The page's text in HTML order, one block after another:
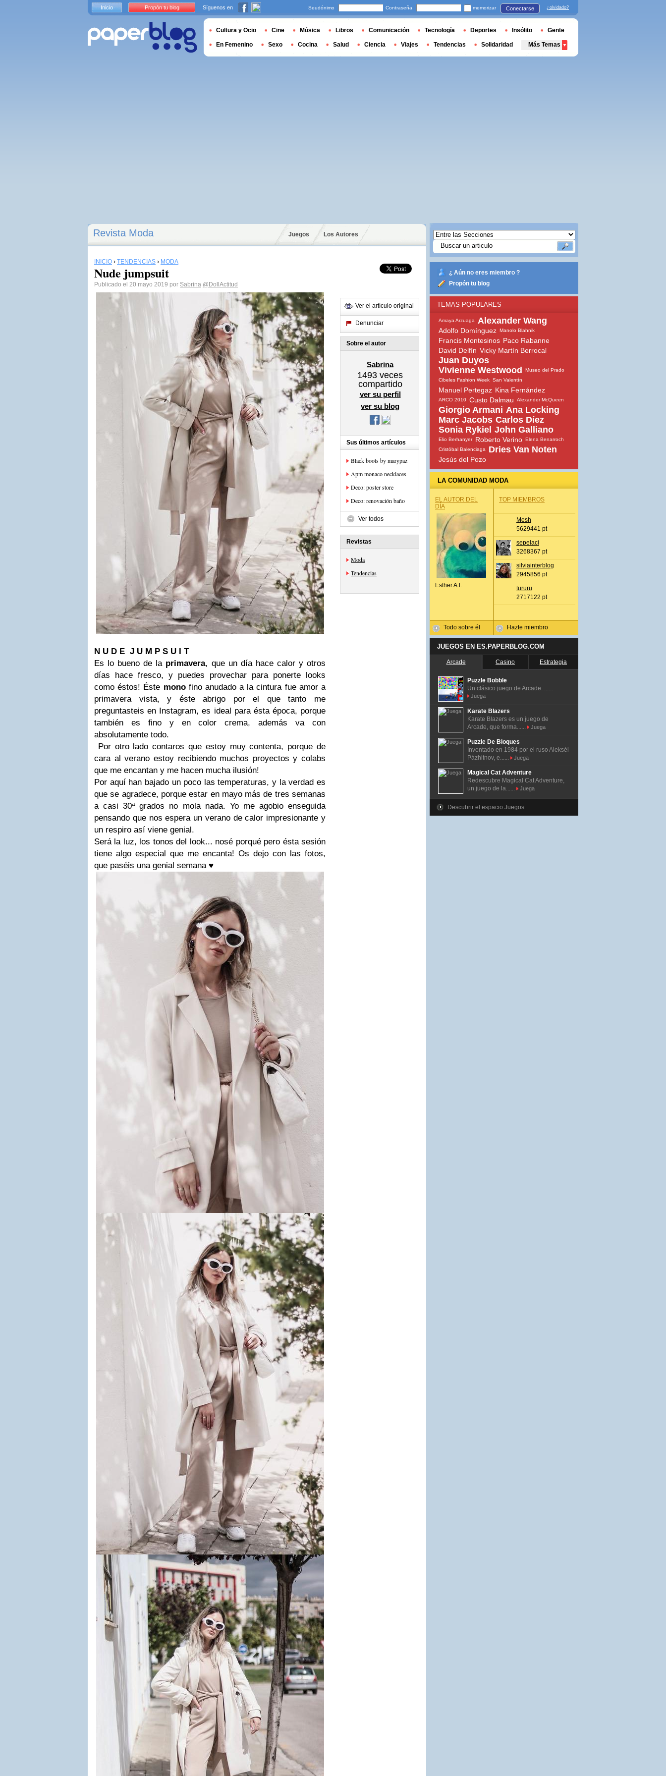
Revista Moda Juegos Los Autores
INICIO › TENDENCIAS › MODA
Nude jumpsuit
Publicado el 20 mayo 2019 por Sabrina @DollActitud
N U D E J U M P S U I T
Es lo bueno de la primavera, que un día hace calor y otros
días hace fresco, y puedes provechar para ponerte looks
como éstos! Éste mono fino anudado a la cintura fue amor a
primavera vista, y éste abrigo por el que tanto me
preguntasteis en Instagram, es ideal para ésta época, porque
también es fino y en color crema, además va con
absolutamente todo.
Por otro lado contaros que estoy muy contenta, porque de
cara al verano estoy recibiendo muchos proyectos y colabs
que me encantan y me hacen mucha ilusión!
Por aquí han bajado un poco las temperaturas, y la verdad es
que se agradece, porque estar en mayo más de tres semanas
a casi 30ª grados no mola nada. Yo me agobio enseguida
pensando que nos espera un verano de calor impresionante y
un respiro así viene genial.
Será la luz, los tonos del look... nosé porqué pero ésta sesión
tiene algo especial que me encanta! Os dejo con las fotos,
que paséis una genial semana ♥
Ver el artículo original
Denunciar
Sobre el autor
Sabrina
1493 veces
compartido
ver su perfil
ver su blog
Sus últimos artículos
Black boots by marypaz
Apm monaco necklaces
Deco: poster store
Deco: renovación baño
Ver todos
Revistas
Moda
Tendencias
¿ Aún no eres miembro ?
Propón tu blog
TEMAS POPULARES
Amaya Arzuaga Alexander Wang
Adolfo Domínguez Manolo Blahnik
Francis Montesinos Paco Rabanne
David Delfín Vicky Martín Berrocal
Juan Duyos
Vivienne Westwood
Museo del Prado
Cibeles Fashion Week San Valentín
Manuel Pertegaz Kina Fernández
ARCO 2010 Custo Dalmau Alexander McQueen
Giorgio Armani Ana Locking
Marc Jacobs Carlos Díez
Sonia Rykiel John Galliano
Elio Berhanyer Roberto Verino Elena Benarroch
Cristóbal Balenciaga
Dries Van Noten
Jesús del Pozo
LA COMUNIDAD MODA
EL AUTOR DEL
DÍA
Esther A.l.
Todo sobre él
TOP MIEMBROS
Mesh
5629441 pt
sepelaci
3268367 pt
silviainterblog
2945856 pt
tururu
2717122 pt
Hazte miembro
JUEGOS EN ES.PAPERBLOG.COM
Arcade Casino Estrategia
Puzzle Bobble
Un clásico juego de Arcade. ......
Juega
Karate Blazers
Karate Blazers es un juego de
Arcade, que forma......
Juega
Puzzle De Bloques
Inventado en 1984 por el ruso Alekséi
Pázhitnov, e......
Juega
Magical Cat Adventure
Redescubre Magical Cat Adventure,
un juego de la......
Juega
Descubrir el espacio Juegos
Inicio Propón tu blog Síguenos en Seudónimo Contraseña memorizar Conectarse ¿olvidado?
Cultura y Ocio Cine Música Libros Comunicación Tecnología Deportes Insólito Gente
En Femenino Sexo Cocina Salud Ciencia Viajes Tendencias Solidaridad Más Temas